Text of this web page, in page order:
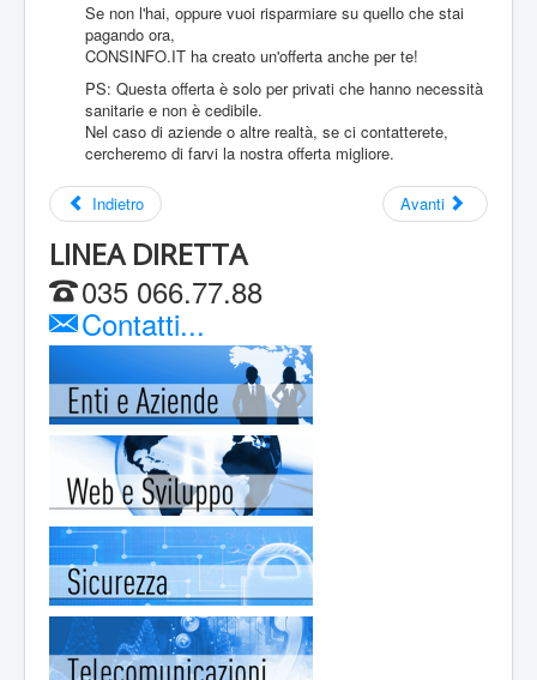
Se non l'hai, oppure vuoi risparmiare su quello che stai
pagando ora,
CONSINFO.IT ha creato un'offerta anche per te!
PS: Questa offerta è solo per privati che hanno necessità
sanitarie e non è cedibile.
Nel caso di aziende o altre realtà, se ci contatterete,
cercheremo di farvi la nostra offerta migliore.
Indietro Avanti
LINEA DIRETTA
035 066.77.88
Contatti...